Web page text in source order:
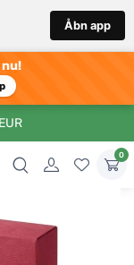
Åbn app
0